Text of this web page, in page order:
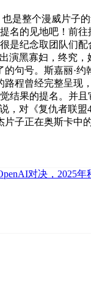
整个漫威片子
名的见地吧！前
是纪念取团队们
黑寡妇，终究
句号。斯嘉丽·
程曾经完整呈
结果的提名。并
，对《复仇者联
子正在奥斯卡中
对决，2025年